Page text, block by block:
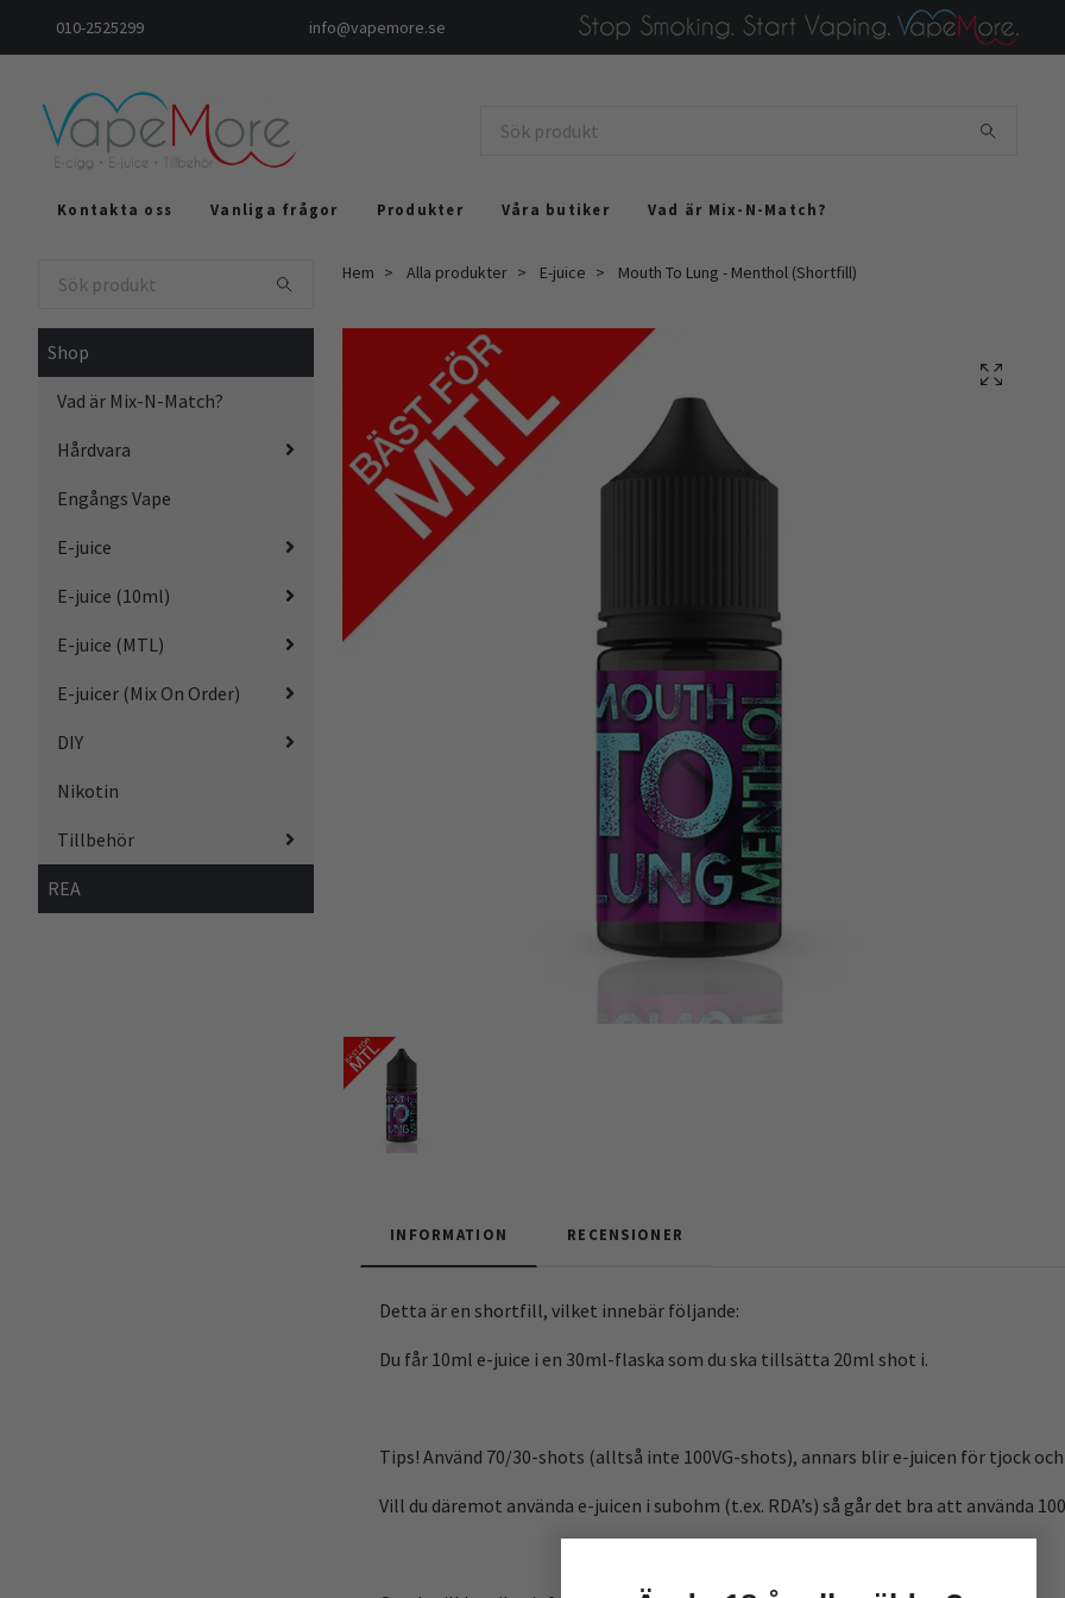
010-2525299 info@vapemore.se
Kontakta oss Vanliga frågor Produkter Våra butiker Vad är Mix-N-Match?
Shop
Vad är Mix-N-Match?
Hårdvara
Engångs Vape
E-juice
E-juice (10ml)
E-juice (MTL)
E-juicer (Mix On Order)
DIY
Nikotin
Tillbehör
REA
Hem Alla produkter E-juice Mouth To Lung - Menthol (Shortfill)
INFORMATION RECENSIONER
Detta är en shortfill, vilket innebär följande:
Du får 10ml e-juice i en 30ml-flaska som du ska tillsätta 20ml shot i.
Tips! Använd 70/30-shots (alltså inte 100VG-shots), annars blir e-juicen för tjock
Vill du däremot använda e-juicen i subohm (t.ex. RDA’s) så går det bra att använda